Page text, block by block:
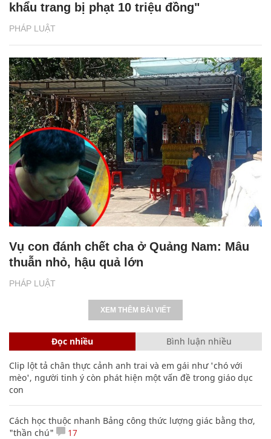
PHÁP LUẬT
khẩu trang bị phạt 10 triệu đồng"
PHÁP LUẬT
Vụ con đánh chết cha ở Quảng Nam: Mâu
thuẫn nhỏ, hậu quả lớn
XEM THÊM BÀI VIẾT
Đọc nhiều Bình luận nhiều
Clip lột tả chân thực cảnh anh trai và em gái như 'chó với
mèo', người tinh ý còn phát hiện một vấn đề trong giáo dục
con
Cách học thuộc nhanh Bảng công thức lượng giác bằng thơ,
"thần chú"
17